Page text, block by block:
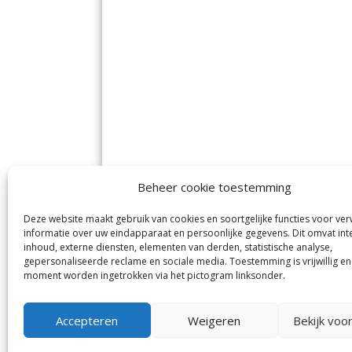
Beheer cookie toestemming
Deze website maakt gebruik van cookies en soortgelijke functies voor
informatie over uw eindapparaat en persoonlijke gegevens. Dit omvat
inhoud, externe diensten, elementen van derden, statistische analyse,
gepersonaliseerde reclame en sociale media. Toestemming is vrijwillig
moment worden ingetrokken via het pictogram linksonder.
Accepteren Weigeren Bekijk
De Nieuwe Meerbode
Visserstraat 10
1431 GJ Aalsmeer
0297-341900
info@meerbode.nl
en
De